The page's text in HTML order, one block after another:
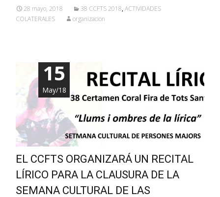
28 mayo, 2018 38 CCFTS 2018,ACTIVIDADES
COLATERALES
organizacion
15
May/18
EL CCFTS ORGANIZARÁ UN RECITAL
LÍRICO PARA LA CLAUSURA DE LA
SEMANA CULTURAL DE LAS